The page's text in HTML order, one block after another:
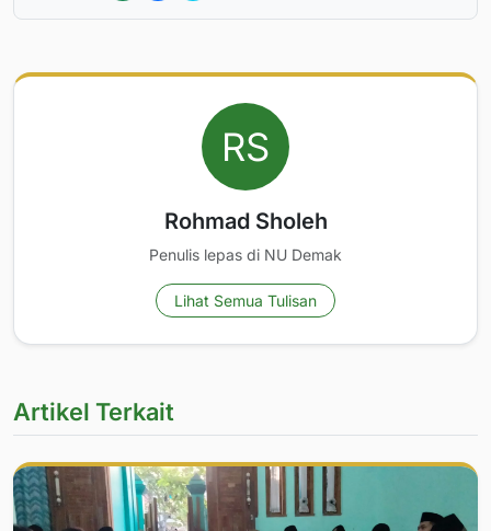
Rohmad Sholeh
Penulis lepas di NU Demak
Lihat Semua Tulisan
Artikel Terkait